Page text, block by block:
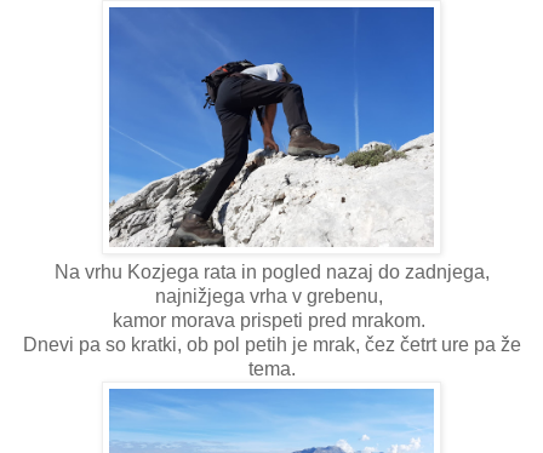
Na vrhu Kozjega rata in pogled nazaj do zadnjega,
najnižjega vrha v grebenu,
kamor morava prispeti pred mrakom.
Dnevi pa so kratki, ob pol petih je mrak, čez četrt ure pa že
tema.